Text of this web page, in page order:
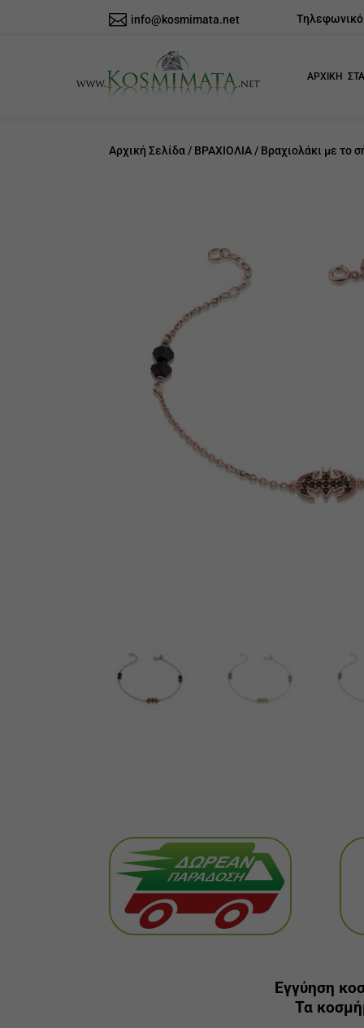
 info@kosmimata.net
ΑΡΧΙΚΗ
Αρχική Σελίδα/ ΒΡΑΧΙΟΛΙΑ/ Βραχιολάκι με το
Εγγύηση
Τα